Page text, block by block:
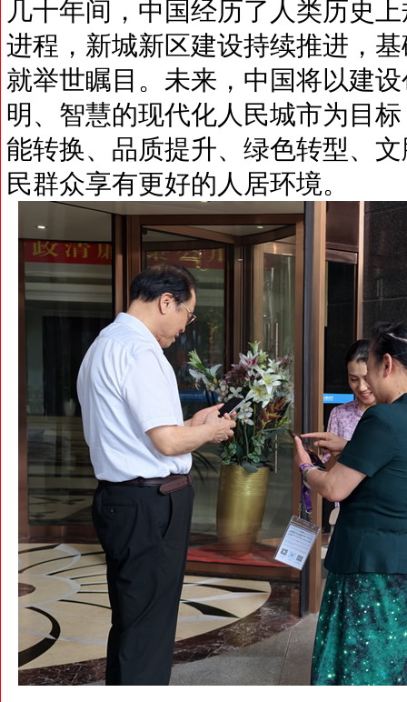
几十年间，中国经历了人类历史
进程，新城新区建设持续推进，
就举世瞩目。未来，中国将以建
明、智慧的现代化人民城市为目
能转换、品质提升、绿色转型、
民群众享有更好的人居环境。